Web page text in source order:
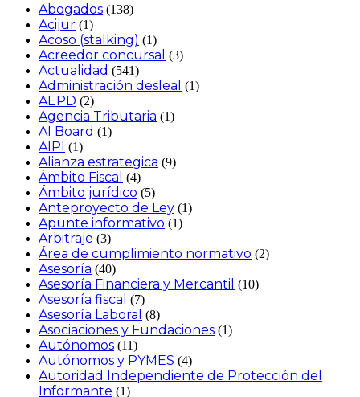
Abogados (138)
Acijur (1)
Acoso (stalking) (1)
Acreedor concursal (3)
Actualidad (541)
Administración desleal (1)
AEPD (2)
Agencia Tributaria (1)
AI Board (1)
AIPI (1)
Alianza estrategica (9)
Ámbito Fiscal (4)
Ámbito jurídico (5)
Anteproyecto de Ley (1)
Apunte informativo (1)
Arbitraje (3)
Área de cumplimiento normativo (2)
Asesoría (40)
Asesoría Financiera y Mercantil (10)
Asesoría fiscal (7)
Asesoría Laboral (8)
Asociaciones y Fundaciones (1)
Autónomos (11)
Autónomos y PYMES (4)
Autoridad Independiente de Protección del
Informante (1)